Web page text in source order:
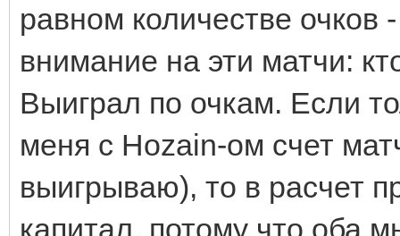
равном количестве очков
внимание на эти матчи:
Выиграл по очкам. Если
меня с Hozain-ом счет
выигрываю), то в расчет
капитал, потому что оба